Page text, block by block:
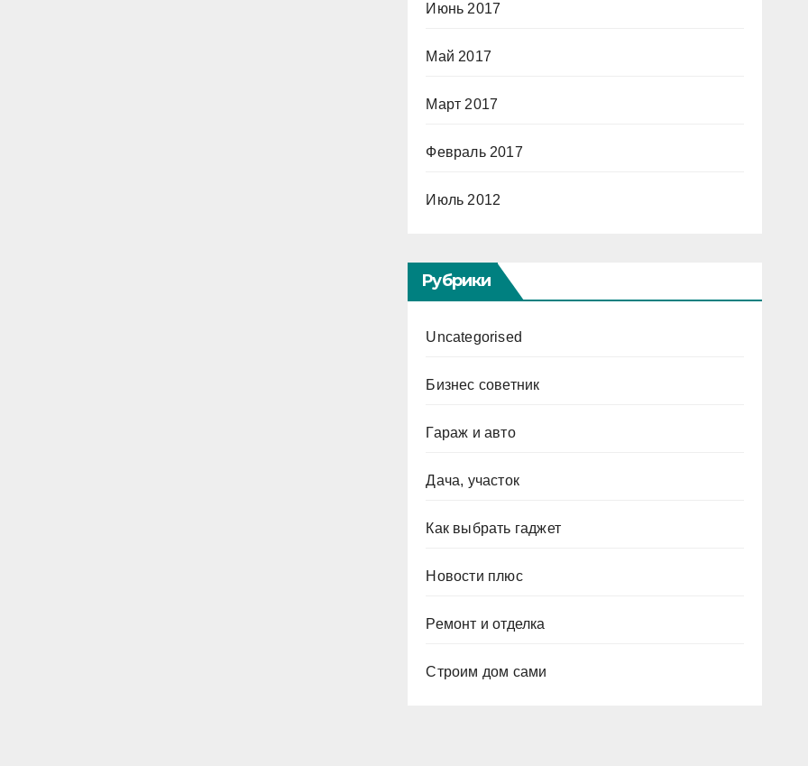
Июнь 2017
Май 2017
Март 2017
Февраль 2017
Июль 2012
Рубрики
Uncategorised
Бизнес советник
Гараж и авто
Дача, участок
Как выбрать гаджет
Новости плюс
Ремонт и отделка
Строим дом сами